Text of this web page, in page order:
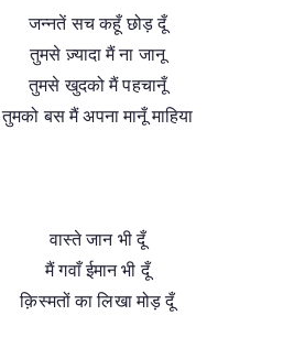
जन्नतें सच कहूँ छोड़ दूँ
तुमसे ज़्यादा मैं ना जानू
तुमसे खुदको मैं पहचानूँ
तुमको बस मैं अपना मानूँ माहिया
वास्ते जान भी दूँ
मैं गवाँ ईमान भी दूँ
क़िस्मतों का लिखा मोड़ दूँ